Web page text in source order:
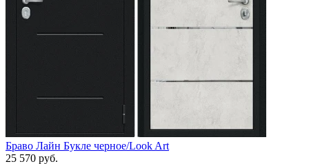
Браво Лайн Букле черное/Look Art
25 570 руб.